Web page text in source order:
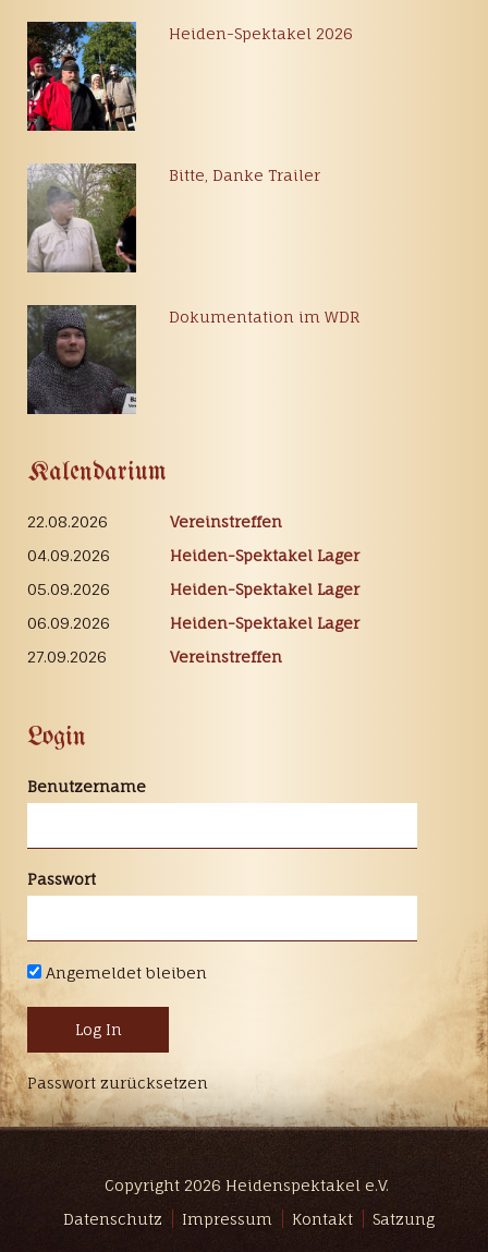
Heiden-Spektakel 2026
Bitte, Danke Trailer
Dokumentation im WDR
Kalendarium
22.08.2026
Vereinstreffen
04.09.2026
Heiden-Spektakel Lager
05.09.2026
Heiden-Spektakel Lager
06.09.2026
Heiden-Spektakel Lager
27.09.2026
Vereinstreffen
Login
Benutzername
Passwort
Angemeldet bleiben
Passwort zurücksetzen
Copyright 2026 Heidenspektakel e.V.
Datenschutz
Impressum Kontakt Satzung